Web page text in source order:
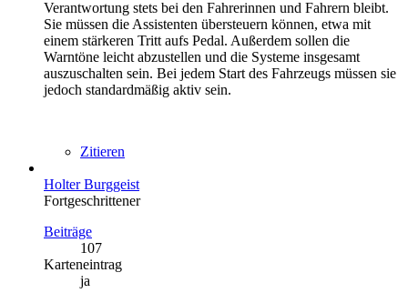
Verantwortung stets bei den Fahrerinnen und Fahrern bleibt.
Sie müssen die Assistenten übersteuern können, etwa mit
einem stärkeren Tritt aufs Pedal. Außerdem sollen die
Warntöne leicht abzustellen und die Systeme insgesamt
auszuschalten sein. Bei jedem Start des Fahrzeugs müssen sie
jedoch standardmäßig aktiv sein.
Zitieren
Holter Burggeist
Fortgeschrittener
Beiträge
107
Karteneintrag
ja